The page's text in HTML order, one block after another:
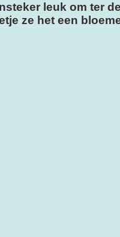
leuk om ter
ze het een